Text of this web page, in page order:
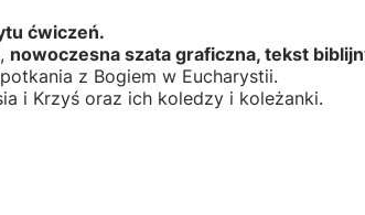
ćwiczeń.
nowoczesna szata graficzna, tekst
z Bogiem w Eucharystii.
i Krzyś oraz ich koledzy i koleżanki.